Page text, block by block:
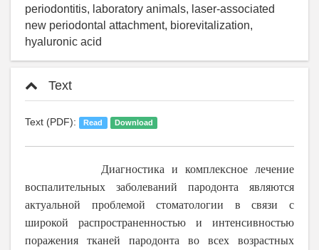
periodontitis, laboratory animals, laser-associated
new periodontal attachment, biorevitalization,
hyaluronic acid
Text
Text (PDF): Read Download
Диагностика и комплексное лечение
воспалительных заболеваний пародонта являются
актуальной проблемой стоматологии в связи с
широкой распространенностью и интенсивностью
поражения тканей пародонта во всех возрастных